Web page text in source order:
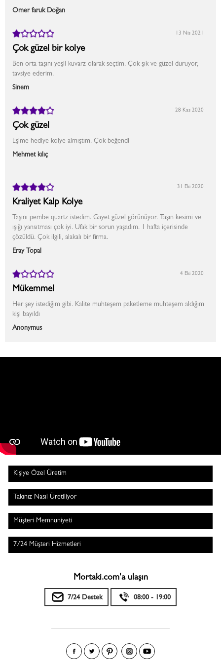
Ömer faruk Doğan
Çok güzel bir kolye
Ben orta taşını yeşil kuvarz olarak seçtim. Çok şık ve güzel duruyor,
tavsiye ederim.
Sinem
13 Nis 2021
Çok güzel
Eşime hediye kolye almıştım. Çok beğendi
Mehmet kılıç
28 Kas 2020
Kraliyet Kalp Kolye
Taşını pembe quartz istedim. Gayet güzel görünüyor. Taşın kesimi ve
ışığı yansıtması çok iyi. Ufak bir sorun yaşadım. 1 hafta içerisinde
çözüldü. Çok ilgili, alakalı bir firma.
Eray Topal
31 Eki 2020
Mükemmel
Her şey istediğim gibi. Kalite muhteşem paketleme muhteşem aldığım
kişi bayıldı
Anonymus
4 Eki 2020
Kişiye Özel Üretim
Takınız Nasıl Üretiliyor
Müşteri Memnuniyeti
7/24 Müşteri Hizmetleri
Mortaki.com'a ulaşın
7/24 Destek 08:00 - 19:00